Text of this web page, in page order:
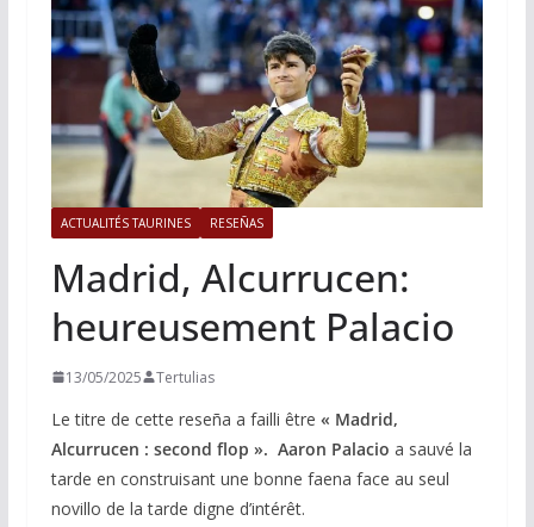
ACTUALITÉS TAURINES RESEÑAS
Madrid, Alcurrucen:
heureusement Palacio
13/05/2025 Tertulias
Le titre de cette reseña a failli être « Madrid,
Alcurrucen : second flop ». Aaron Palacio a sauvé la
tarde en construisant une bonne faena face au seul
novillo de la tarde digne d’intérêt.